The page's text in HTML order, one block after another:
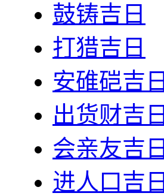
鼓铸吉日
打猎吉日
安碓硙吉日
出货财吉日
会亲友吉日
进人口吉日